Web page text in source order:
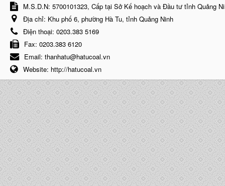
M.S.D.N: 5700101323, Cấp tại Sở Kế hoạch và Đầu tư tỉnh Quảng
Địa chỉ: Khu phố 6, phường Hà Tu, tỉnh Quảng Ninh
Điện thoại: 0203.383 5169
Fax: 0203.383 6120
Email: thanhatu@hatucoal.vn
Website: http://hatucoal.vn